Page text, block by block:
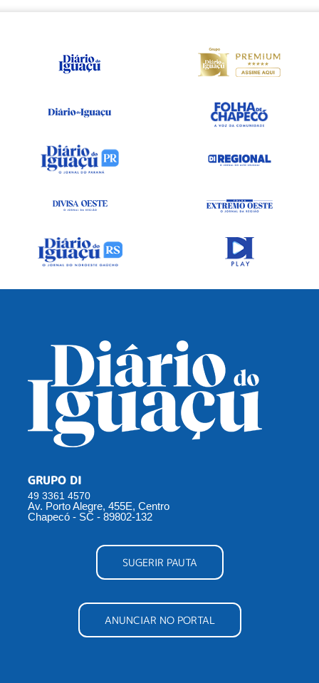
GRUPO DI
49 3361 4570
Av. Porto Alegre, 455E, Centro
Chapecó - SC - 89802-132
SUGERIR PAUTA
ANUNCIAR NO PORTAL